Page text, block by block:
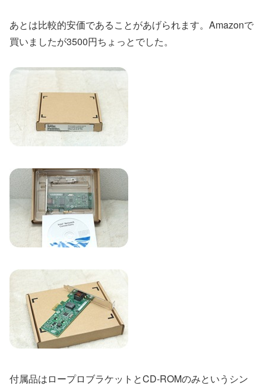
あとは比較的安価であることがあげられます。Amazonで
買いましたが3500円ちょっとでした。
付属品はロープロブラケットとCD-ROMのみというシン